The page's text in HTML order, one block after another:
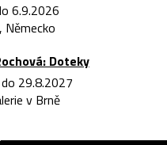
6.9.2026
Německo
Doteky
29.8.2027
v Brně